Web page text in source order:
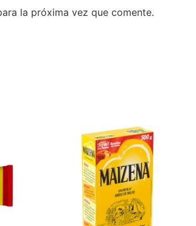
la próxima vez que comente.